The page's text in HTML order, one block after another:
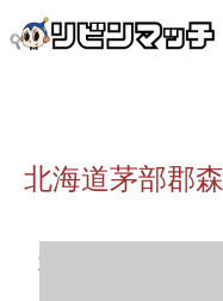
北海道茅部郡
北海道茅部郡森